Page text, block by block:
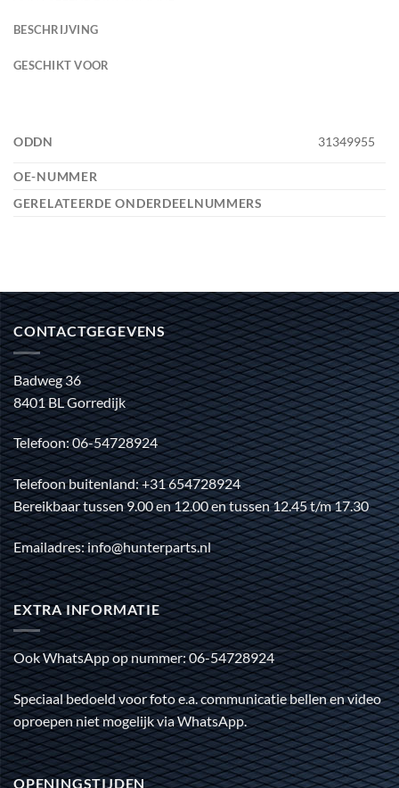
BESCHRIJVING
GESCHIKT VOOR
ODDN 31349955
OE-NUMMER
GERELATEERDE ONDERDEELNUMMERS
CONTACTGEGEVENS
Badweg 36
8401 BL Gorredijk
Telefoon: 06-54728924
Telefoon buitenland: +31 654728924
Bereikbaar tussen 9.00 en 12.00 en tussen 12.45 t/m 17.30
Emailadres: info@hunterparts.nl
EXTRA INFORMATIE
Ook WhatsApp op nummer: 06-54728924
Speciaal bedoeld voor foto e.a. communicatie bellen en video
oproepen niet mogelijk via WhatsApp.
OPENINGSTIJDEN